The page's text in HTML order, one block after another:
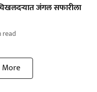
जंगल सफारीला
read
More